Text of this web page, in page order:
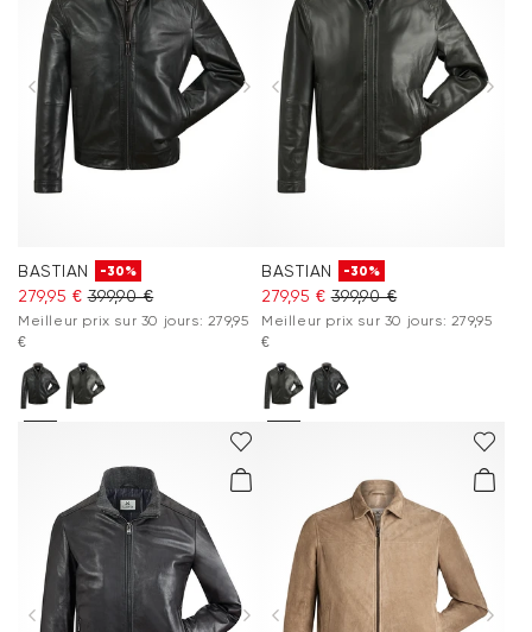
BASTIAN -30%
279,95 € 399,90 €
Meilleur prix sur 30 jours: 279,95
€
BASTIAN -30%
279,95 € 399,90 €
Meilleur prix sur 30 jours: 279,95
€